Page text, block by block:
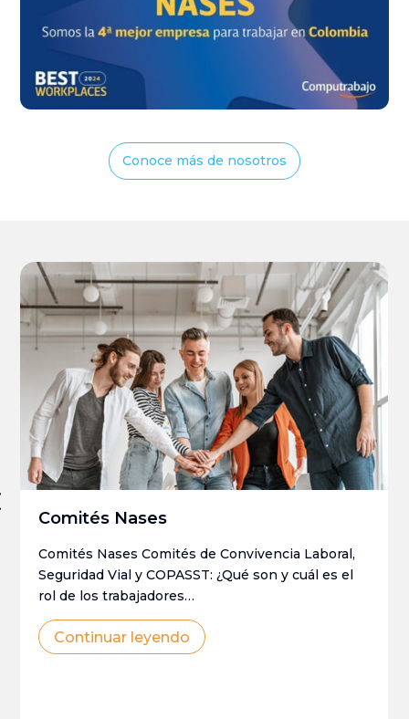
Conoce más de nosotros
Comités Nases
Comités Nases Comités de Convivencia Laboral,
Seguridad Vial y COPASST: ¿Qué son y cuál es el
rol de los trabajadores…
Continuar leyendo